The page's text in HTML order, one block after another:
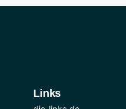
Links